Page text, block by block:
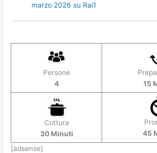
marzo 2026 su Rai1
Persone
4
15
Cottura
30 Minuti
45
[adsense]